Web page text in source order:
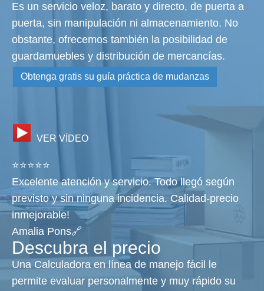
Es un servicio veloz, barato y directo, de puerta a
puerta, sin manipulación ni almacenamiento. No
obstante, ofrecemos también la posibilidad de
guardamuebles y distribución de mercancías.
Obtenga gratis su guía práctica de mudanzas
VER VÍDEO
⭐⭐⭐⭐⭐
Excelente atención y servicio. Todo llegó según
previsto y sin ninguna incidencia. Calidad-precio
inmejorable!
Amalia Pons🔗
Descubra el precio
Una Calculadora en línea de manejo fácil le
permite evaluar personalmente y muy rápido su